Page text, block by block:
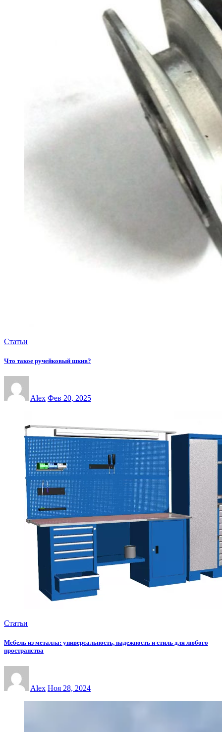
Статьи
Что такое ручейковый шкив?
Alex Фев 20, 2025
Статьи
Мебель из металла: универсальность, надежность и стиль для любого
пространства
Alex Ноя 28, 2024